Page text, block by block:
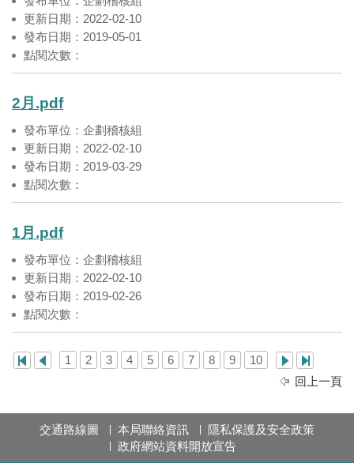
更新日期：2022-02-10
發布日期：2019-05-01
點閱次數：
2月.pdf
發布單位：企劃稽核組
更新日期：2022-02-10
發布日期：2019-03-29
點閱次數：
1月.pdf
發布單位：企劃稽核組
更新日期：2022-02-10
發布日期：2019-02-26
點閱次數：
1 2 3 4 5 6 7 8 9
10
回上一頁
交通路線圖 本局聯絡資訊
隱私保護及安全政策
政府網站資料開放宣告